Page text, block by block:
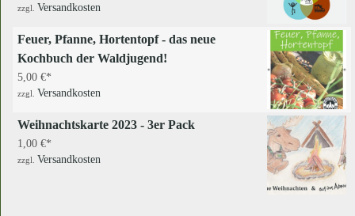
zzgl. Versandkosten
Feuer, Pfanne, Hortentopf - das neue
Kochbuch der Waldjugend!
5,00 €
zzgl. Versandkosten
Weihnachtskarte 2023 - 3er Pack
1,00 €
zzgl. Versandkosten